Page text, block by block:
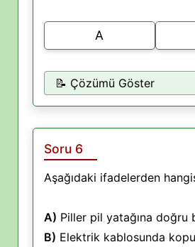
A
📝 Çözümü Göster
Soru 6
Aşağıdaki ifadelerden
A) Piller pil yatağına doğru
B) Elektrik kablosunda